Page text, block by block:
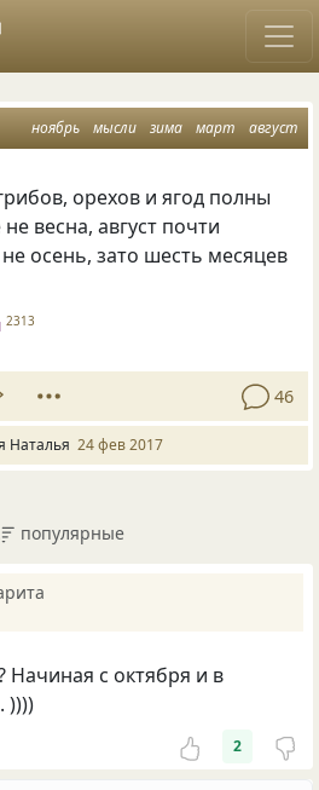
ноябрь мысли зима март август
орехов и ягод полны
весна, август почти
осень, зато шесть месяцев
2313
46
Наталья 24 фев 2017
популярные
Начиная с октября и в
))))
2